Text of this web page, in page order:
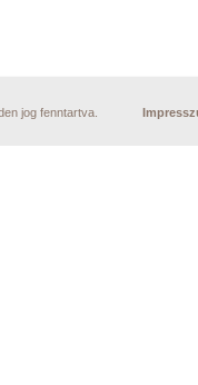
jog fenntartva.